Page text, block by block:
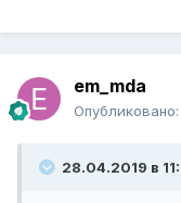
em_mda
Опубликовано:
28.04.2019 в